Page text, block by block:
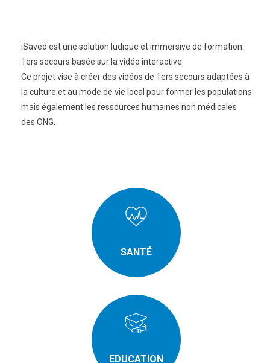
iSaved est une solution ludique et immersive de formation
1ers secours basée sur la vidéo interactive.
Ce projet vise à créer des vidéos de 1ers secours adaptées à
la culture et au mode de vie local pour former les populations
mais également les ressources humaines non médicales
des ONG.
SANTÉ
EDUCATION